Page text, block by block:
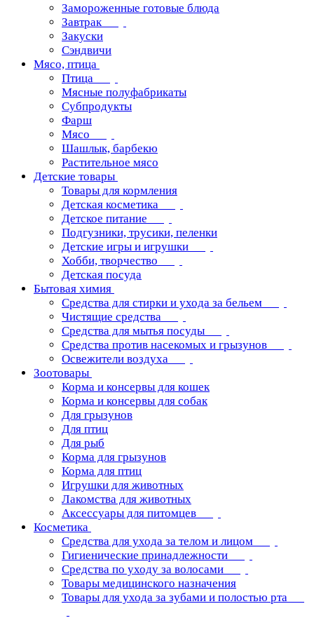
Замороженные готовые блюда
Завтрак
Закуски
Сэндвичи
Мясо, птица
Птица
Мясные полуфабрикаты
Субпродукты
Фарш
Мясо
Шашлык, барбекю
Растительное мясо
Детские товары
Товары для кормления
Детская косметика
Детское питание
Подгузники, трусики, пеленки
Детские игры и игрушки
Хобби, творчество
Детская посуда
Бытовая химия
Средства для стирки и ухода за бельем
Чистящие средства
Средства для мытья посуды
Средства против насекомых и грызунов
Освежители воздуха
Зоотовары
Корма и консервы для кошек
Корма и консервы для собак
Для грызунов
Для птиц
Для рыб
Корма для грызунов
Корма для птиц
Игрушки для животных
Лакомства для животных
Аксессуары для питомцев
Косметика
Средства для ухода за телом и лицом
Гигиенические принадлежности
Средства по уходу за волосами
Товары медицинского назначения
Товары для ухода за зубами и полостью рта